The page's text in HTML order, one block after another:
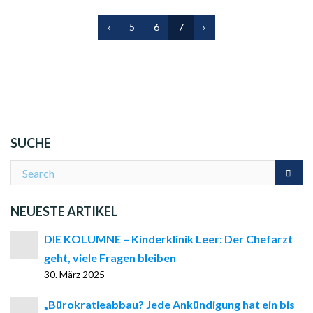
‹ 5 6 7 ›
SUCHE
NEUESTE ARTIKEL
DIE KOLUMNE – Kinderklinik Leer: Der Chefarzt
geht, viele Fragen bleiben
30. März 2025
„Bürokratieabbau? Jede Ankündigung hat ein bis